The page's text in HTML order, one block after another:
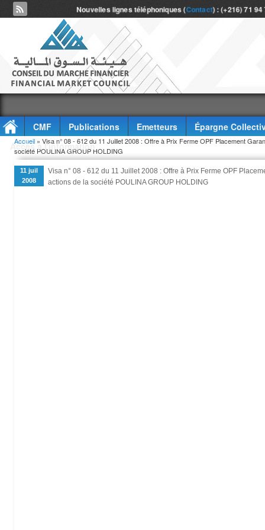
Nouvelles lignes téléphoniques (Contact) : (+216) 71
CMF Publications Emetteurs
Épargne
Accès à l'information
Vous êtes ici
Accueil » Visa n° 08 - 612 du 11 Juillet 2008 : Offre à Prix Ferme OPF Placement
société POULINA GROUP HOLDING
11 juil
2008
Visa n° 08 - 612 du 11 Juillet 2008 : Offre à Prix Ferme OPF
actions de la société POULINA GROUP HOLDING